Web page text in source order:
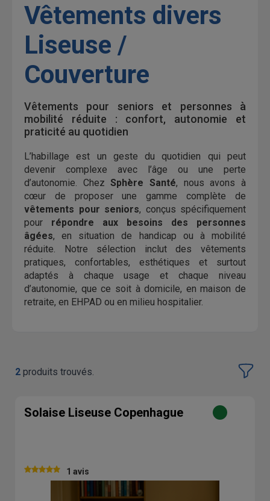
Vêtements divers
Liseuse /
Couverture
Vêtements pour seniors et personnes à
mobilité réduite : confort, autonomie et
praticité au quotidien
L’habillage est un geste du quotidien qui peut
devenir complexe avec l’âge ou une perte
d’autonomie. ChezSphère Santé, nous avons à
cœur de proposer une gamme complète de
vêtements pour seniors, conçus spécifiquement
pour répondre aux besoins des personnes
âgées, en situation de handicap ou à mobilité
réduite. Notre sélection inclut des vêtements
pratiques, confortables, esthétiques et surtout
adaptés à chaque usage et chaque niveau
d’autonomie, que ce soit à domicile, en maison de
retraite, en EHPAD ou en milieu hospitalier.
2 produits trouvés.
Solaise Liseuse Copenhague
1 avis